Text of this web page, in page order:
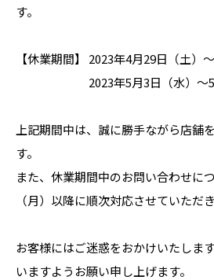
す。
【休業期間】 2023年4月29日（土）
2023年5月3日（水）～5月
上記期間中は、誠に勝手ながら店舗
す。
また、休業期間中のお問い合わせに
（月）以降に順次対応させていただき
お客様にはご迷惑をおかけいたしま
いますようお願い申し上げます。